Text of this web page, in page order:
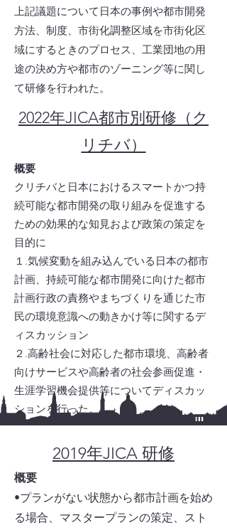
上記議題について日本の事例や都市開発
方法、制度、市街化調整区域を市街化区
域にするときのプロセス、工業団地の用
途の決め方や都市のゾーニング等に関し
て研修を行われた。
2022年JICA都市別研修 ​（ク
リチバ）
概要​
クリチバと日本におけるスマートかつ持
続可能な都市開発の取り組みを促進する
ための効果的な知見および政策の策定を
目的に
１.気候変動を組み込んでいる日本の都市
計画、持続可能な都市開発に向けた都市
計画行政の責務やまちづくりを通じた市
民の環境意識への動きかけ等に関するデ
ィスカッション
２.高齢社会に対応した都市環境、高齢者
向けサービスや高齢者の社会参画促進・
生涯学習機会提供等についてディスカッ
ションを行った。
2019年JICA 研修
概要​
•プランがない状態から都市計画を始め
る場合、マスタープランの策定、スト